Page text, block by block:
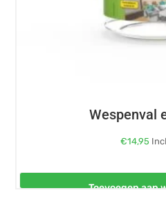
Wespenval
€14,95
Toevoegen aan